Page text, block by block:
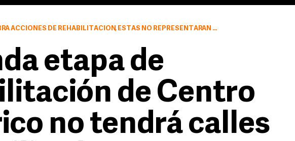
DE REHABILITACIÓN, ÉSTAS NO REPRESENTARÁN QUE LAS CALLES SE VUELVAN VIALIDADES TRANQUILIZADAS
etapa de
de Centro
no tendrá calles